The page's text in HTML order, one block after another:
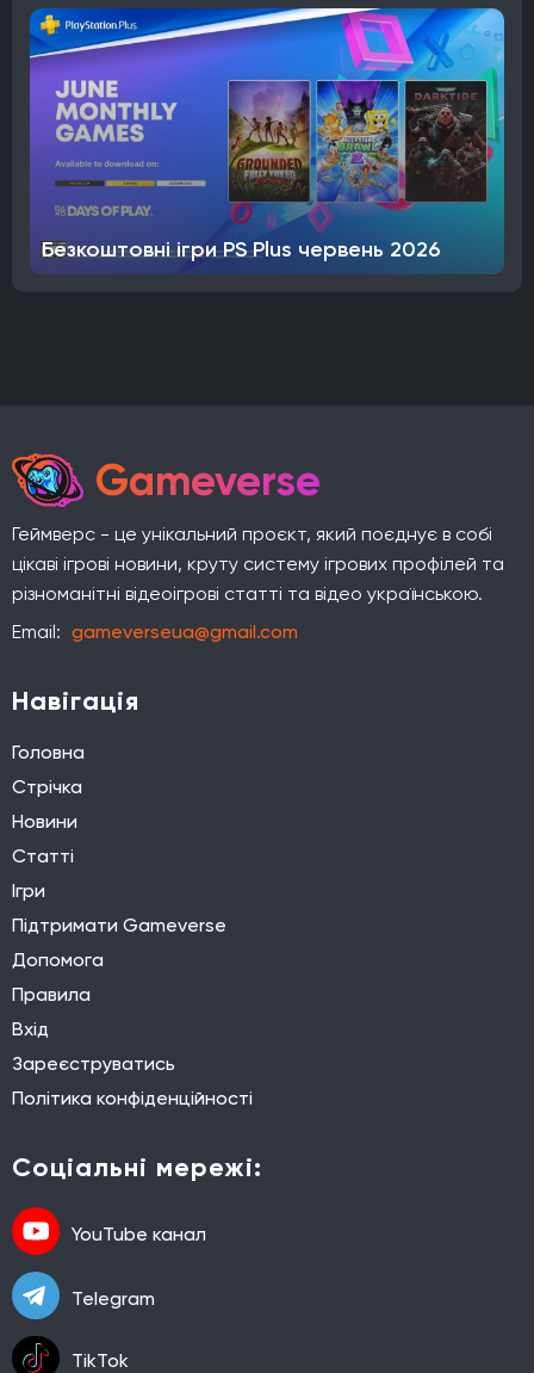
Безкоштовні ігри PS Plus червень 2026
Gameverse
Геймверс - це унікальний проєкт, який поєднує в собі
цікаві ігрові новини, круту систему ігрових профілей та
різноманітні відеоігрові статті та відео українською.
Email: gameverseua@gmail.com
Навігація
Головна
Стрічка
Новини
Статті
Ігри
Підтримати Gameverse
Допомога
Правила
Вхід
Зареєструватись
Політика конфіденційності
Соціальні мережі:
YouTube канал
Telegram
TikTok